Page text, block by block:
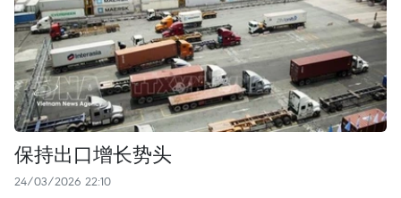
保持出口增长势头
24/03/2026 22:10